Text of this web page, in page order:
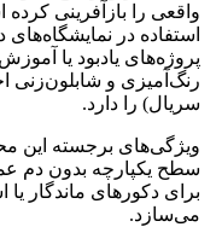
واقعی را بازآفرینی
استفاده در
پروژه‌های یادبود یا
رنگ‌آمیزی و شابلون‌زنی
سریال) را دارد.
ویژگی‌های برجسته این
سطح یکپارچه بدون دم
برای دکورهای ماندگار یا
می‌سازد.